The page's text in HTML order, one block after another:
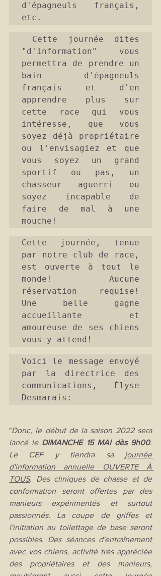
d'épagneuls français,
etc.
"d'information" vous
permettra de prendre un
bain d'épagneuls
français et d'en
apprendre plus sur
cette race qui vous
intéresse, que vous
soyez déjà propriétaire
ou l'envisagiez et que
vous soyez un grand
sportif ou pas, un
chasseur aguerri ou
soyez incapable de
faire de mal à une
mouche!
Cette journée, tenue
par notre club de race,
est ouverte à tout le
monde! Aucune
réservation requise!
Une belle gagne
accueillante et
amoureuse de ses chiens
vous y attend!
Voici le message envoyé
par la directrice des
communications, Élyse
Desmarais:
"Donc, le début de la saison 2022 sera
lancé le DIMANCHE 15 MAI dès 9h00.
Le CEF y tiendra sa journée
d'information annuelle OUVERTE À
TOUS. Des cliniques de chasse et de
conformation seront offertes par des
manieurs expérimentés et surtout
passionnés. La coupe de griffes et
l'initiation au toilettage de base seront
possibles. Des séances d'entraînement
avec vos chiens, activité très appréciée
des propriétaires et des manieurs,